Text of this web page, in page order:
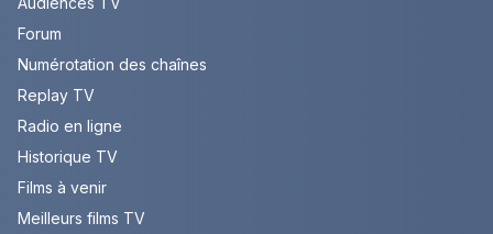
Forum
Numérotation des chaînes
Replay TV
Radio en ligne
Historique TV
Films à venir
Meilleurs films TV